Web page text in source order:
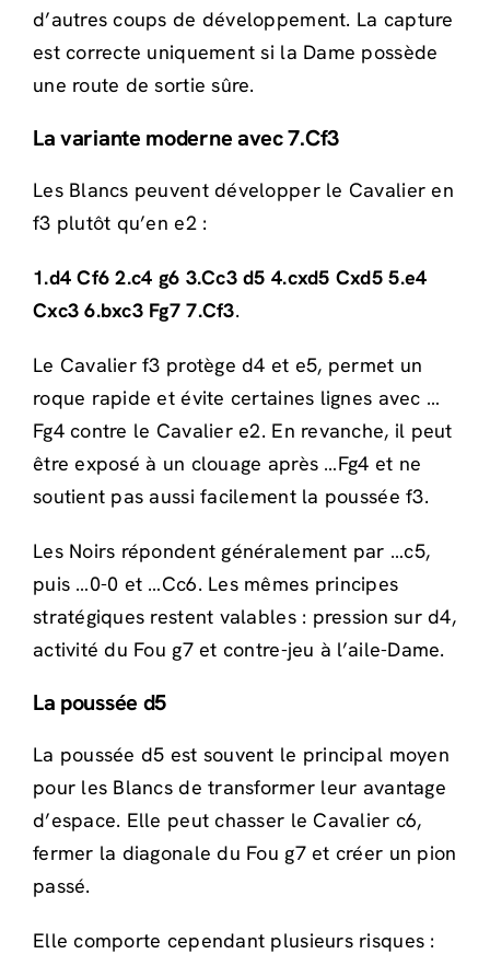
d’autres coups de développement. La capture
est correcte uniquement si la Dame possède
une route de sortie sûre.
La variante moderne avec 7.Cf3
Les Blancs peuvent développer le Cavalier en
f3 plutôt qu’en e2 :
1.d4 Cf6 2.c4 g6 3.Cc3 d5 4.cxd5 Cxd5 5.e4
Cxc3 6.bxc3 Fg7 7.Cf3.
Le Cavalier f3 protège d4 et e5, permet un
roque rapide et évite certaines lignes avec …
Fg4 contre le Cavalier e2. En revanche, il peut
être exposé à un clouage après …Fg4 et ne
soutient pas aussi facilement la poussée f3.
Les Noirs répondent généralement par …c5,
puis …0-0 et …Cc6. Les mêmes principes
stratégiques restent valables : pression sur d4,
activité du Fou g7 et contre-jeu à l’aile-Dame.
La poussée d5
La poussée d5 est souvent le principal moyen
pour les Blancs de transformer leur avantage
d’espace. Elle peut chasser le Cavalier c6,
fermer la diagonale du Fou g7 et créer un pion
passé.
Elle comporte cependant plusieurs risques :